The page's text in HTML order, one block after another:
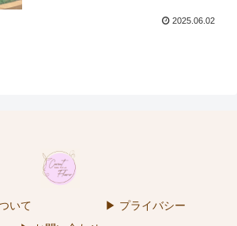
2025.06.02
いて
▶ プライバシー